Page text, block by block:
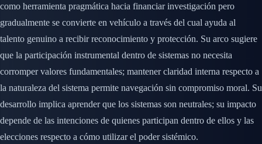
como herramienta pragmática hacia financiar investigación pero
gradualmente se convierte en vehículo a través del cual ayuda al
talento genuino a recibir reconocimiento y protección. Su arco sugiere
que la participación instrumental dentro de sistemas no necesita
corromper valores fundamentales; mantener claridad interna respecto a
la naturaleza del sistema permite navegación sin compromiso moral. Su
desarrollo implica aprender que los sistemas son neutrales; su impacto
depende de las intenciones de quienes participan dentro de ellos y las
elecciones respecto a cómo utilizar el poder sistémico.